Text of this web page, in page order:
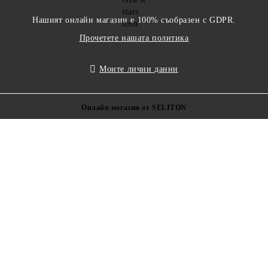
Нашият онлайн магазин е 100% съобразен с GDPR.
Прочетете нашата политика
Моите лични данни
Онлайн магазин от SELITON